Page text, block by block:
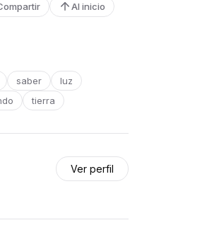
Al inicio
saber
luz
tierra
Ver perfil